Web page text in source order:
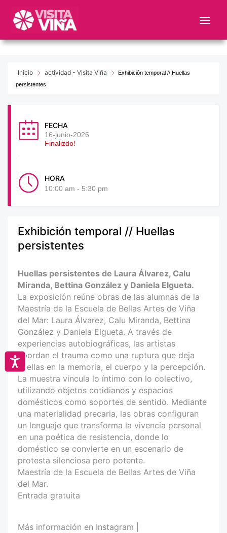
este
web
sistema
Accesibilidad
Inicio actividad - Visita Viña
Exhibición temporal // Huellas
persistentes
FECHA
16-junio-2026
Finalizdo!
HORA
10:00 am - 5:30 pm
Exhibición temporal // Huellas
persistentes
Huellas persistentes de Laura Álvarez, Calu
Miranda, Bettina González y Daniela Elgueta.
La exposición reúne obras de las alumnas de la
Maestría de la Escuela de Bellas Artes de Viña
del Mar: Laura Álvarez, Calu Miranda, Bettina
González y Daniela Elgueta. A través de
experiencias autobiográficas, las artistas
abordan el trauma como una ruptura que deja
huellas en la memoria, el cuerpo y la percepción.
La muestra vincula lo íntimo con lo colectivo,
utilizando objetos cotidianos y espacios
domésticos como soportes de sentido. Mediante
una materialidad precaria, las obras configuran
un lenguaje que transforma la vivencia personal
en una poética de resistencia, donde lo
doméstico se convierte en un escenario de
protesta silenciosa pero potente.
Maestría de la Escuela de Bellas Artes de Viña
del Mar.
Entrada gratuita
Más información en Instagram |